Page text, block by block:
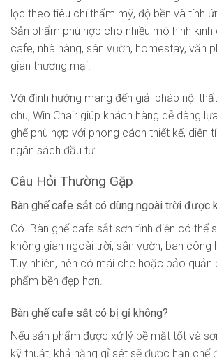
lọc theo tiêu chí thẩm mỹ, độ bền và tính
Sản phẩm phù hợp cho nhiều mô hình kinh
cafe, nhà hàng, sân vườn, homestay, văn
gian thương mại.
Với định hướng mang đến giải pháp nội
chu, Win Chair giúp khách hàng dễ dàng
ghế phù hợp với phong cách thiết kế, diện
ngân sách đầu tư.
Câu Hỏi Thường Gặp
Bàn ghế cafe sắt có dùng ngoài trời được
Có. Bàn ghế cafe sắt sơn tĩnh điện có thể
không gian ngoài trời, sân vườn, ban công
Tuy nhiên, nên có mái che hoặc bảo quản
phẩm bền đẹp hơn.
Bàn ghế cafe sắt có bị gỉ không?
Nếu sản phẩm được xử lý bề mặt tốt và
kỹ thuật, khả năng gỉ sét sẽ được hạn chế